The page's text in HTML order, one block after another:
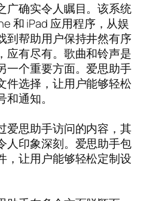
广确实令人瞩目。该系统
和 iPad 应用程序，从娱
到帮助用户保持井然有序
应有尽有。歌曲和铃声是
一个重要方面。爱思助手
件选择，让用户能够轻松
通知。
爱思助手访问的内容，其
人印象深刻。爱思助手包
，让用户能够轻松定制设